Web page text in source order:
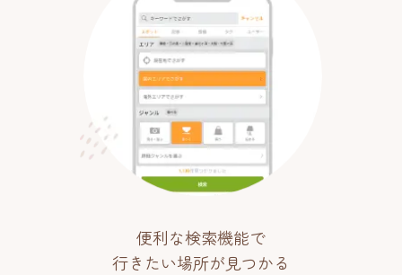
便利な検索機能で
行きたい場所が見つかる